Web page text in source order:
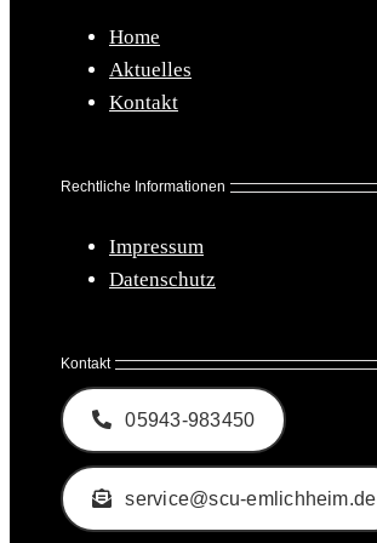
Home
Aktuelles
Kontakt
Rechtliche Informationen
Impressum
Datenschutz
Kontakt
05943-983450
service@scu-emlichheim.de